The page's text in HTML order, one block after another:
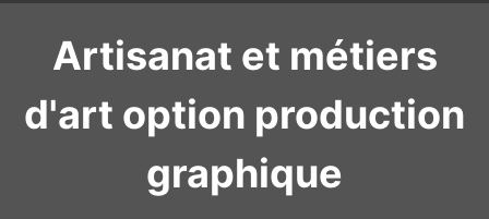
Artisanat et métiers
d'art option production
graphique